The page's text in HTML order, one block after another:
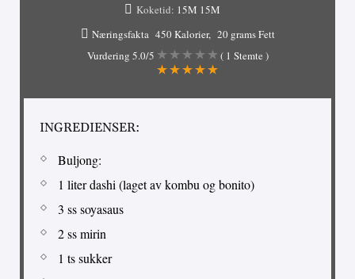
Koketid: 15M 15M
Næringsfakta 450 Kalorier
20 grams Fett
Vurdering 5.0/5 ( 1 Stemte )
INGREDIENSER:
Buljong:
1 liter dashi (laget av kombu og bonito)
3 ss soyasaus
2 ss mirin
1 ts sukker